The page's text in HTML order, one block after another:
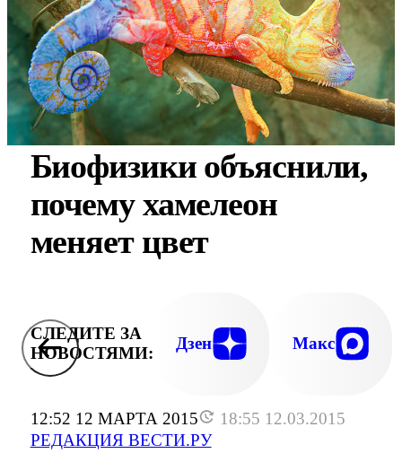
12:52 12 МАРТА 2015
18:55 12.03.2015
РЕДАКЦИЯ ВЕСТИ.РУ
Биофизики объяснили,
почему хамелеон
меняет цвет
СЛЕДИТЕ ЗА
НОВОСТЯМИ:
Дзен Макс